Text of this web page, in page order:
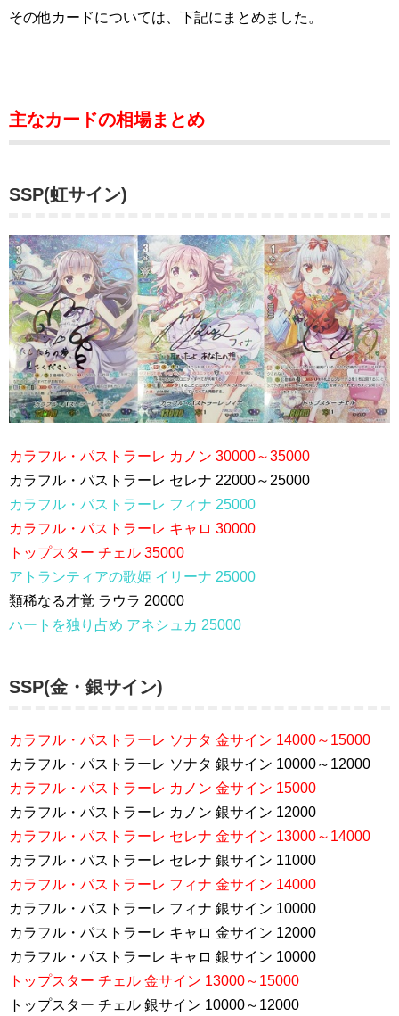
その他カードについては、下記にまとめました。
主なカードの相場まとめ
SSP(虹サイン)
カラフル・パストラーレ カノン 30000～35000
カラフル・パストラーレ セレナ 22000～25000
カラフル・パストラーレ フィナ 25000
カラフル・パストラーレ キャロ 30000
トップスター チェル 35000
アトランティアの歌姫 イリーナ 25000
類稀なる才覚 ラウラ 20000
ハートを独り占め アネシュカ 25000
SSP(金・銀サイン)
カラフル・パストラーレ ソナタ 金サイン 14000～15000
カラフル・パストラーレ ソナタ 銀サイン 10000～12000
カラフル・パストラーレ カノン 金サイン 15000
カラフル・パストラーレ カノン 銀サイン 12000
カラフル・パストラーレ セレナ 金サイン 13000～14000
カラフル・パストラーレ セレナ 銀サイン 11000
カラフル・パストラーレ フィナ 金サイン 14000
カラフル・パストラーレ フィナ 銀サイン 10000
カラフル・パストラーレ キャロ 金サイン 12000
カラフル・パストラーレ キャロ 銀サイン 10000
トップスター チェル 金サイン 13000～15000
トップスター チェル 銀サイン 10000～12000